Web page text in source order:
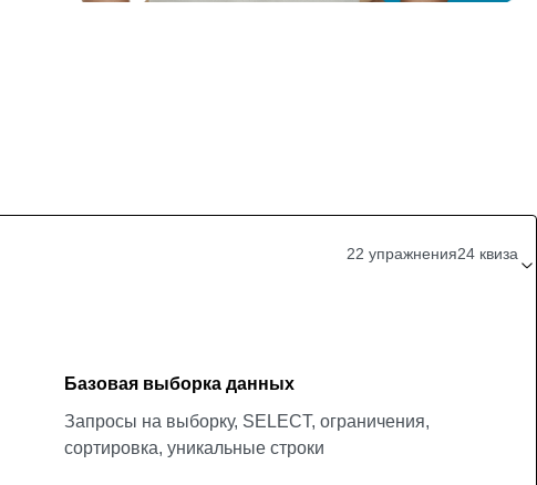
22 упражнения24 квиза
Базовая выборка данных
Запросы на выборку, SELECT, ограничения,
сортировка, уникальные строки